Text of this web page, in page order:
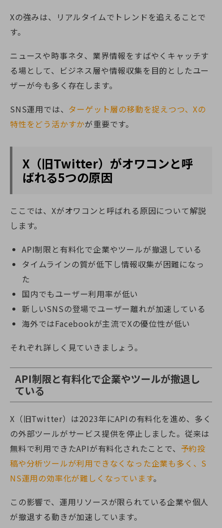
Xの強みは、リアルタイムでトレンドを追えることで
す。
ニュースや時事ネタ、業界情報をすばやくキャッチす
る場として、ビジネス層や情報収集を目的としたユー
ザーが今も多く存在します。
SNS運用では、 ターゲット層の移動を捉えつつ、Xの
特性をどう活かすかが重要です。
X（旧Twitter）がオワコンと呼
ばれる5つの原因
ここでは、Xがオワコンと呼ばれる原因について解説
します。
API制限と有料化で企業やツールが撤退している
タイムラインの質が低下し情報収集が困難になっ
た
国内でもユーザー利用率が低い
新しいSNSの登場でユーザー離れが加速している
海外ではFacebookが主流でXの優位性が低い
それぞれ詳しく見ていきましょう。
API制限と有料化で企業やツールが撤退し
ている
X（旧Twitter）は2023年にAPIの有料化を進め、多く
の外部ツールがサービス提供を停止しました。従来は
無料で利用できたAPIが有料化されたことで、 予約投
稿や分析ツールが利用できなくなった企業も多く、S
NS運用の効率化が難しくなっています。
この影響で、運用リソースが限られている企業や個人
が撤退する動きが加速しています。